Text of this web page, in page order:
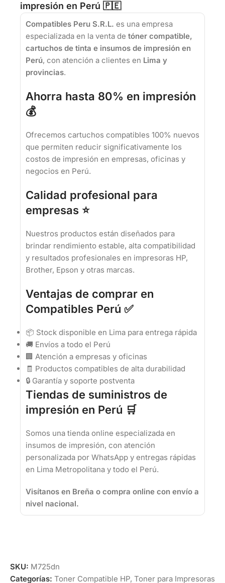
impresión en Perú 🇵🇪
Compatibles Peru S.R.L. es una empresa
especializada en la venta de tóner compatible,
cartuchos de tinta e insumos de impresión en
Perú, con atención a clientes en Lima y
provincias.
Ahorra hasta 80% en impresión
💰
Ofrecemos cartuchos compatibles 100% nuevos
que permiten reducir significativamente los
costos de impresión en empresas, oficinas y
negocios en Perú.
Calidad profesional para
empresas ⭐
Nuestros productos están diseñados para
brindar rendimiento estable, alta compatibilidad
y resultados profesionales en impresoras HP,
Brother, Epson y otras marcas.
Ventajas de comprar en
Compatibles Perú ✅
📦 Stock disponible en Lima para entrega rápida
🚚 Envíos a todo el Perú
🏢 Atención a empresas y oficinas
🧾 Productos compatibles de alta durabilidad
🔒 Garantía y soporte postventa
Tiendas de suministros de
impresión en Perú 🛒
Somos una tienda online especializada en
insumos de impresión, con atención
personalizada por WhatsApp y entregas rápidas
en Lima Metropolitana y todo el Perú.
Visítanos en Breña o compra online con envío a
nivel nacional.
SKU: M725dn
Categorías: Toner Compatible HP, Toner para Impresoras